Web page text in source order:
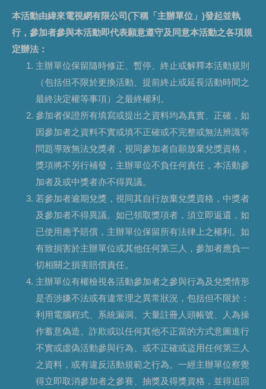
本活動由緯來電視網有限公司(下稱「主辦單位」)發起並執
行，參加者參與本活動即代表願意遵守及同意本活動之各項規
定辦法：
主辦單位保留隨時修正、暫停、終止或解釋本活動規則
（包括但不限於更換活動、提前終止或延長活動時間之
最終決定權等事項）之最終權利。
參加者保證所有填寫或提出之資料均為真實、正確，如
因參加者之資料不實或填不正確或不完整或無法辨識等
問題導致無法兌獎者，視同參加者自願放棄兌獎資格，
獎項將不另行補發，主辦單位不負任何責任，本活動參
加者及或中獎者亦不得異議。
若參加者逾期兌獎，視同其自行放棄兌獎資格，中獎者
及參加者不得異議。如已領取獎項者，須立即返還，如
已使用應予賠償，主辦單位保留所有法律上之權利。如
有致損害於主辦單位或其他任何第三人，參加者應負一
切相關之損害賠償責任。
主辦單位有權檢視各活動參加者之參與行為及兌獎情形
是否涉嫌不法或有違常理之異常狀況，包括但不限於：
利用電腦程式、系統漏洞、大量註冊人頭帳號、人為操
作蓄意偽造、詐欺或以任何其他不正當的方式意圖進行
不實或虛偽活動參與行為、或不正確或盜用任何第三人
之資料，或有違反活動規範之行為。一經主辦單位察覺
得立即取消參加者之參賽、抽獎及得獎資格，並得追回